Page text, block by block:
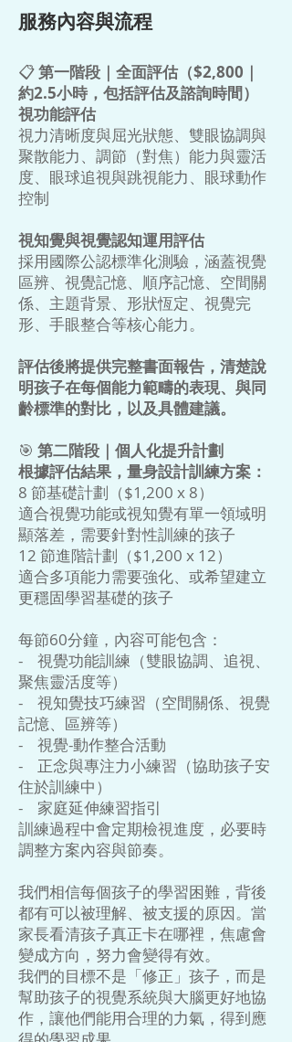
服務內容與流程
📋第一階段｜全面評估（$2,800｜
約2.5小時，包括評估及諮詢時間）
視功能評估
視力清晰度與屈光狀態、雙眼協調與
聚散能力、調節（對焦）能力與靈活
度、眼球追視與跳視能力、眼球動作
控制
視知覺與視覺認知運用評估
採用國際公認標準化測驗，涵蓋視覺
區辨、視覺記憶、順序記憶、空間關
係、主題背景、形狀恆定、視覺完
形、手眼整合等核心能力。
評估後將提供完整書面報告，清楚說
明孩子在每個能力範疇的表現、與同
齡標準的對比，以及具體建議。
🎯 第二階段｜個人化提升計劃
根據評估結果，量身設計訓練方案：
8 節基礎計劃（$1,200 x 8）
適合視覺功能或視知覺有單一領域明
顯落差，需要針對性訓練的孩子
12 節進階計劃（$1,200 x 12）
適合多項能力需要強化、或希望建立
更穩固學習基礎的孩子
每節60分鐘，內容可能包含：
- 視覺功能訓練（雙眼協調、追視、
聚焦靈活度等）
- 視知覺技巧練習（空間關係、視覺
記憶、區辨等）
- 視覺-動作整合活動
- 正念與專注力小練習（協助孩子安
住於訓練中）
- 家庭延伸練習指引
訓練過程中會定期檢視進度，必要時
調整方案內容與節奏。
我們相信每個孩子的學習困難，背後
都有可以被理解、被支援的原因。當
家長看清孩子真正卡在哪裡，焦慮會
變成方向，努力會變得有效。
我們的目標不是「修正」孩子，而是
幫助孩子的視覺系統與大腦更好地協
作，讓他們能用合理的力氣，得到應